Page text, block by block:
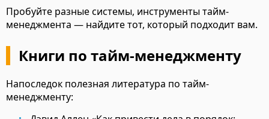
Пробуйте разные системы, инструменты тайм-
менеджмента — найдите тот, который подходит вам.
Книги по тайм-менеджменту
Напоследок полезная литература по тайм-
менеджменту: